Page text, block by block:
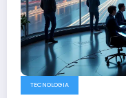
TECNOLOGIA